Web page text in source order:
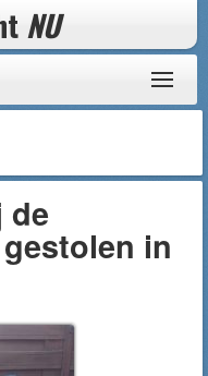
NU
de
in